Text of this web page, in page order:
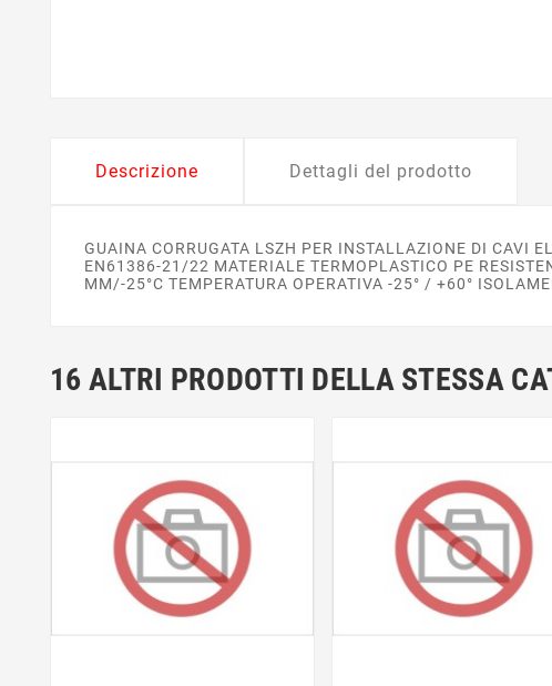
Descrizione Dettagli del prodotto
GUAINA CORRUGATA LSZH PER INSTALLAZIONE DI CAVI
EN61386-21/22 MATERIALE TERMOPLASTICO PE
MM/-25°C TEMPERATURA OPERATIVA -25° / +60°
16 ALTRI PRODOTTI DELLA STESSA